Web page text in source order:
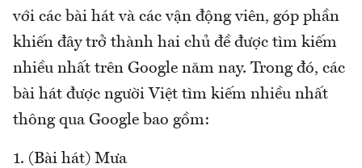
với các bài hát và các vận động viên, góp phần
khiến đây trở thành hai chủ đề được tìm kiếm
nhiều nhất trên Google năm nay. Trong đó, các
bài hát được người Việt tìm kiếm nhiều nhất
thông qua Google bao gồm:
1. (Bài hát) Mưa